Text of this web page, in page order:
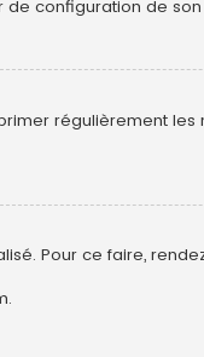
configuration de
régulièrement
Pour ce faire,